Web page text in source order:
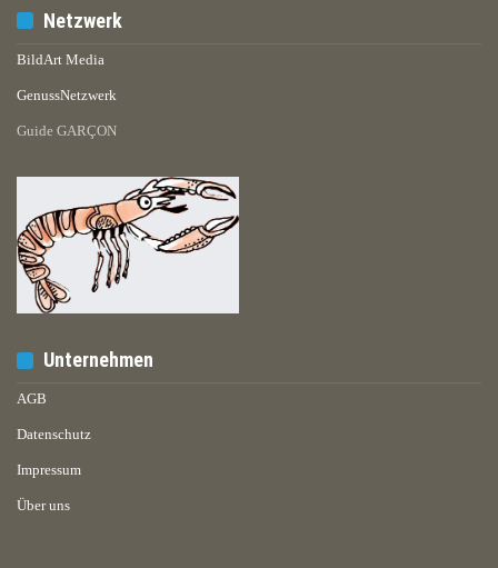
Netzwerk
BildArt Media
GenussNetzwerk
Guide GARÇON
Unternehmen
AGB
Datenschutz
Impressum
Über uns